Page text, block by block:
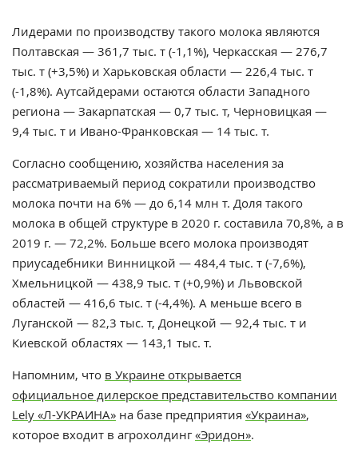
Лидерами по производству такого молока являются
Полтавская — 361,7 тыс. т (-1,1%), Черкасская — 276,7
тыс. т (+3,5%) и Харьковская области — 226,4 тыс. т
(-1,8%). Аутсайдерами остаются области Западного
региона — Закарпатская — 0,7 тыс. т, Черновицкая —
9,4 тыс. т и Ивано-Франковская — 14 тыс. т.
Согласно сообщению, хозяйства населения за
рассматриваемый период сократили производство
молока почти на 6% — до 6,14 млн т. Доля такого
молока в общей структуре в 2020 г. составила 70,8%, а в
2019 г. — 72,2%. Больше всего молока производят
приусадебники Винницкой — 484,4 тыс. т (-7,6%),
Хмельницкой — 438,9 тыс. т (+0,9%) и Львовской
областей — 416,6 тыс. т (-4,4%). А меньше всего в
Луганской — 82,3 тыс. т, Донецкой — 92,4 тыс. т и
Киевской областях — 143,1 тыс. т.
Напомним, что в Украине открывается
официальное дилерское представительство компании
Lely «Л-УКРАИНА» на базе предприятия «Украина»,
которое входит в агрохолдинг«Эридон».